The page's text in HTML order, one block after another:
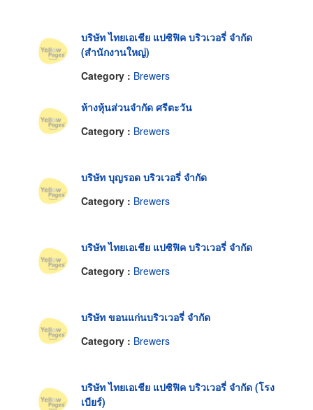
บริษัท ไทยเอเชีย แปซิฟิค บริวเวอรี่ จำกัด
(สำนักงานใหญ่)
Category : Brewers
ห้างหุ้นส่วนจำกัด ศรีตะวัน
Category : Brewers
บริษัท บุญรอด บริวเวอรี่ จำกัด
Category : Brewers
บริษัท ไทยเอเชีย แปซิฟิค บริวเวอรี่ จำกัด
Category : Brewers
บริษัท ขอนแก่นบริวเวอรี่ จำกัด
Category : Brewers
บริษัท ไทยเอเชีย แปซิฟิค บริวเวอรี่ จำกัด (โรง
เบียร์)